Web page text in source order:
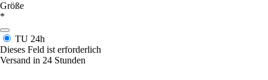
Größe
*
TU 24h
Dieses Feld ist erforderlich
Versand in 24 Stunden